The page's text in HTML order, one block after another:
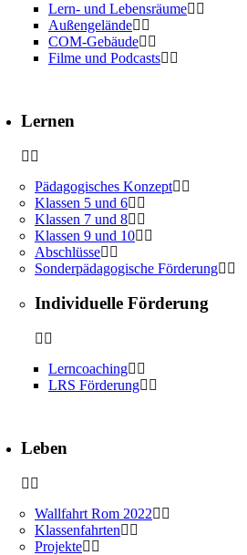
Lern- und Lebensräume
Außengelände
COM-Gebäude
Filme und Podcasts
Lernen
Pädagogisches Konzept
Klassen 5 und 6
Klassen 7 und 8
Klassen 9 und 10
Abschlüsse
Sonderpädagogische Förderung
Individuelle Förderung
Lerncoaching
LRS Förderung
Leben
Wallfahrt Rom 2022
Klassenfahrten
Projekte